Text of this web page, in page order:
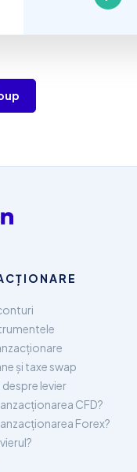
și taxe swap
levier
CFD?
Forex?